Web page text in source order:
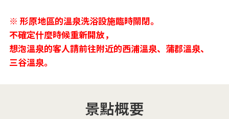
※ 形原地區的溫泉洗浴設施臨時關閉。
不確定什麼時候重新開放，
想泡溫泉的客人請前往附近的西浦溫泉、蒲郡溫泉、
三谷溫泉。
景點概要